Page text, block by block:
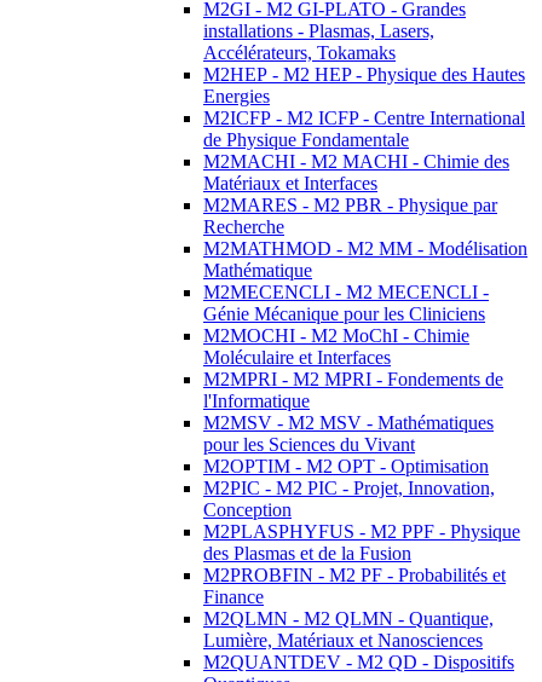
M2GI - M2 GI-PLATO - Grandes
installations - Plasmas, Lasers,
Accélérateurs, Tokamaks
M2HEP - M2 HEP - Physique des Hautes
Energies
M2ICFP - M2 ICFP - Centre International
de Physique Fondamentale
M2MACHI - M2 MACHI - Chimie des
Matériaux et Interfaces
M2MARES - M2 PBR - Physique par
Recherche
M2MATHMOD - M2 MM - Modélisation
Mathématique
M2MECENCLI - M2 MECENCLI -
Génie Mécanique pour les Cliniciens
M2MOCHI - M2 MoChI - Chimie
Moléculaire et Interfaces
M2MPRI - M2 MPRI - Fondements de
l'Informatique
M2MSV - M2 MSV - Mathématiques
pour les Sciences du Vivant
M2OPTIM - M2 OPT - Optimisation
M2PIC - M2 PIC - Projet, Innovation,
Conception
M2PLASPHYFUS - M2 PPF - Physique
des Plasmas et de la Fusion
M2PROBFIN - M2 PF - Probabilités et
Finance
M2QLMN - M2 QLMN - Quantique,
Lumière, Matériaux et Nanosciences
M2QUANTDEV - M2 QD - Dispositifs